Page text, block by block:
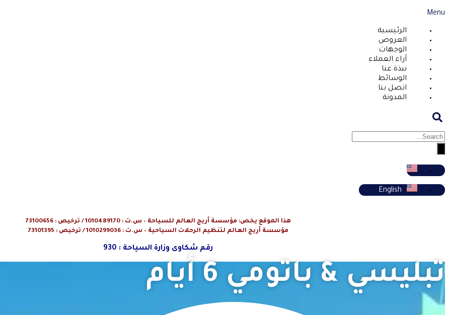
Menu
الرئيسية
العروض
الوجهات
آراء العملاء
نبذة عنا
الوسائط
اتصل بنا
المدونة
English
هذا الموقع يخص: مؤسسة أريج العالم للسياحة – س.ت : 1010489170 / ترخيص : 73100656
مؤسسة أريج العالم لتنظيم الرحلات السياحية – س.ت : 1010299036 / ترخيص : 73101395
رقم شكاوى وزارة السياحة : 930
تبليسي & باتومي 6 أيام